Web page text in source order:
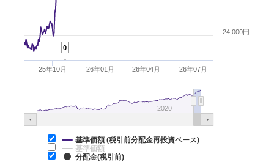
0
26年01月 26年07月
25年10月 26年04月
2020
24,000円
基準価額 (税引前分配金再投資ベース)
基準価額
分配金(税引前)